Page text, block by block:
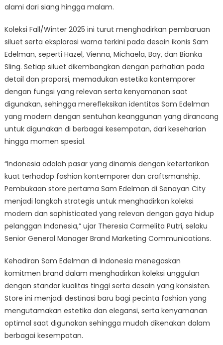
alami dari siang hingga malam.
Koleksi Fall/Winter 2025 ini turut menghadirkan pembaruan
siluet serta eksplorasi warna terkini pada desain ikonis Sam
Edelman, seperti Hazel, Vienna, Michaela, Bay, dan Bianka
Sling. Setiap siluet dikembangkan dengan perhatian pada
detail dan proporsi, memadukan estetika kontemporer
dengan fungsi yang relevan serta kenyamanan saat
digunakan, sehingga merefleksikan identitas Sam Edelman
yang modern dengan sentuhan keanggunan yang dirancang
untuk digunakan di berbagai kesempatan, dari keseharian
hingga momen spesial.
“Indonesia adalah pasar yang dinamis dengan ketertarikan
kuat terhadap fashion kontemporer dan craftsmanship.
Pembukaan store pertama Sam Edelman di Senayan City
menjadi langkah strategis untuk menghadirkan koleksi
modern dan sophisticated yang relevan dengan gaya hidup
pelanggan Indonesia,” ujar Theresia Carmelita Putri, selaku
Senior General Manager Brand Marketing Communications.
Kehadiran Sam Edelman di Indonesia menegaskan
komitmen brand dalam menghadirkan koleksi unggulan
dengan standar kualitas tinggi serta desain yang konsisten.
Store ini menjadi destinasi baru bagi pecinta fashion yang
mengutamakan estetika dan elegansi, serta kenyamanan
optimal saat digunakan sehingga mudah dikenakan dalam
berbagai kesempatan.